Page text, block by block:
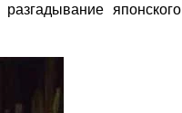
японского